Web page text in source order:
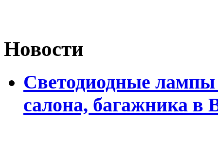
Новости
Светодиодные лампы
салона, багажника в